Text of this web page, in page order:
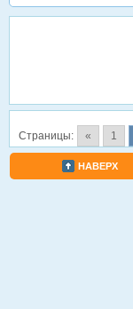
Страницы: « 1
НАВЕРХ